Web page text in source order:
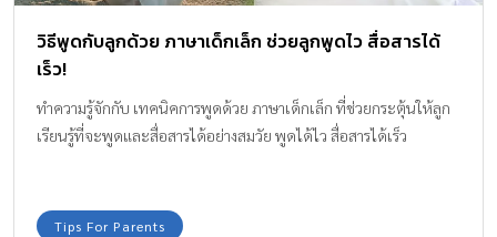
วิธีพูดกับลูกด้วย ภาษาเด็กเล็ก ช่วยลูกพูดไว สื่อสารได้
เร็ว!
ทำความรู้จักกับ เทคนิคการพูดด้วย ภาษาเด็กเล็ก ที่ช่วยกระตุ้นให้ลูก
เรียนรู้ที่จะพูดและสื่อสารได้อย่างสมวัย พูดได้ไว สื่อสารได้เร็ว
Tips For Parents